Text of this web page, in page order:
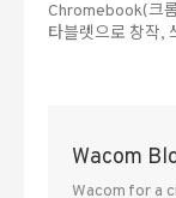
Chromebook(크
타블렛으로 창작,
Wacom
Wacom for a